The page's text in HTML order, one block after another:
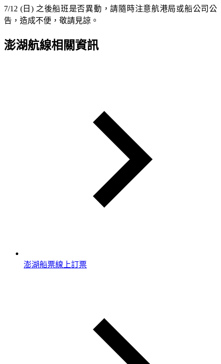
7/12 (日) 之後船班是否異動，請隨時注意航港局或船公司公
告，造成不便，敬請見諒。
澎湖航線相關資訊
澎湖船票線上訂票